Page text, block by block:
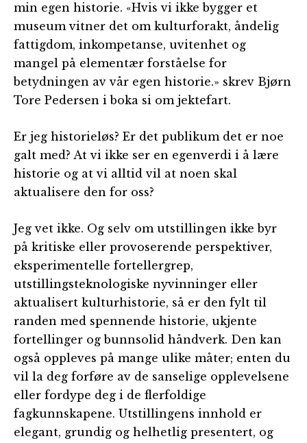
min egen historie. «Hvis vi ikke bygger et
museum vitner det om kulturforakt, åndelig
fattigdom, inkompetanse, uvitenhet og
mangel på elementær forståelse for
betydningen av vår egen historie.» skrev Bjørn
Tore Pedersen i boka si om jektefart.
Er jeg historieløs? Er det publikum det er noe
galt med? At vi ikke ser en egenverdi i å lære
historie og at vi alltid vil at noen skal
aktualisere den for oss?
Jeg vet ikke. Og selv om utstillingen ikke byr
på kritiske eller provoserende perspektiver,
eksperimentelle fortellergrep,
utstillingsteknologiske nyvinninger eller
aktualisert kulturhistorie, så er den fylt til
randen med spennende historie, ukjente
fortellinger og bunnsolid håndverk. Den kan
også oppleves på mange ulike måter; enten du
vil la deg forføre av de sanselige opplevelsene
eller fordype deg i de flerfoldige
fagkunnskapene. Utstillingens innhold er
elegant, grundig og helhetlig presentert, og